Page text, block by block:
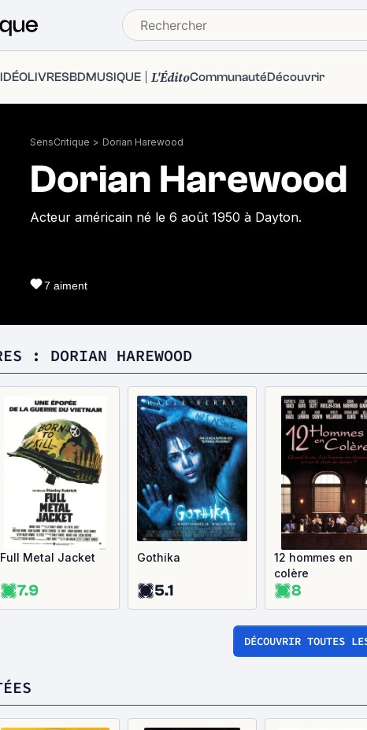
LIVRESBDMUSIQUE L'ÉditoCommunautéDécouvrir
SensCritique > Dorian Harewood
Dorian Harewood
Acteur américain né le 6 août 1950 à Dayton.
7 aiment
: DORIAN HAREWOOD
Full Metal Jacket
7.9
Gothika
5.1
12 hommes en
colère
8
DÉCOUVRIR TOUTES